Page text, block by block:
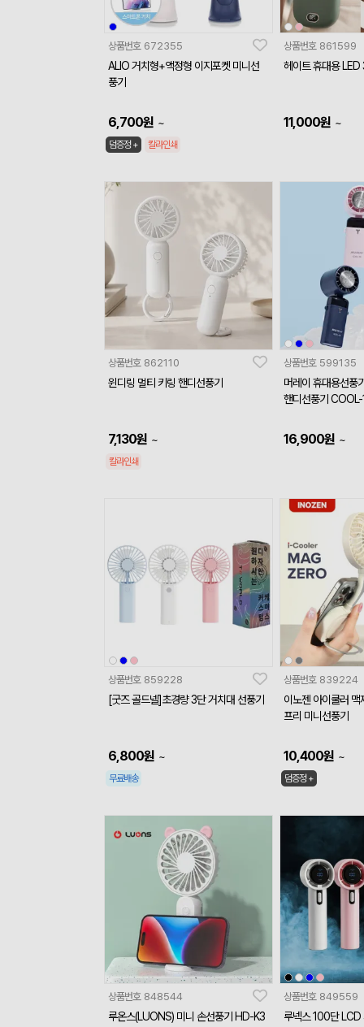
상품번호 672355
ALIO 거치형+액정형 이지포켓 미니선
풍기
6,700원 ~
덤증정 + 칼라인쇄
상품번호 861599
헤이트 휴대용 LED
11,000원 ~
상품번호 862110
윈디링 멀티 키링 핸디선풍기
7,130원 ~
칼라인쇄
상품번호 599135
머레이 휴대용선풍
핸디선풍기
16,900원 ~
상품번호 859228
[굿즈 골드넬]초경량 3단 거치대 선풍기
6,800원 ~
무료배송
상품번호 839224
이노젠 아이쿨러
프리 미니선풍기
10,400원 ~
덤증정 +
상품번호 848544
루온스(LUONS) 미니 손선풍기 HD-K3
상품번호 849559
루넥스 100단 LCD